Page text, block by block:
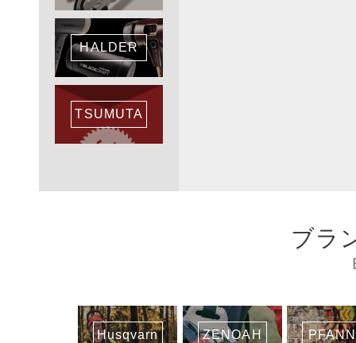
HALDER
TSUMUTA
ブラ
Husqvarn
ZENOAH